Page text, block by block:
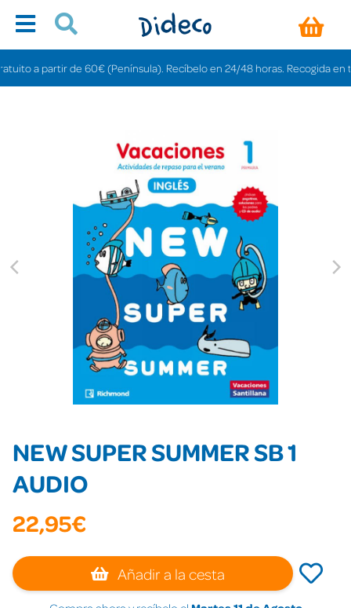
a partir de 60€ (Península). Recíbelo en 24/48 horas. Recogida en
NEW SUPER SUMMER SB 1
AUDIO
22,95€
Añadir a la cesta